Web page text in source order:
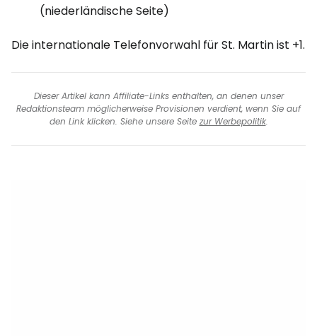
(niederländische Seite)
Die internationale Telefonvorwahl für St. Martin ist +1.
Dieser Artikel kann Affiliate-Links enthalten, an denen unser
Redaktionsteam möglicherweise Provisionen verdient, wenn Sie auf
den Link klicken. Siehe unsere Seite zur Werbepolitik.